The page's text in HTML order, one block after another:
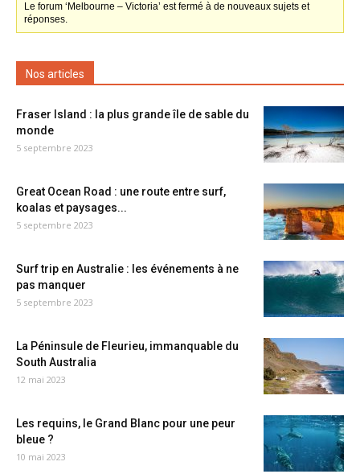
Le forum ‘Melbourne – Victoria’ est fermé à de nouveaux sujets et
réponses.
Nos articles
Fraser Island : la plus grande île de sable du
monde
5 septembre 2023
Great Ocean Road : une route entre surf,
koalas et paysages...
5 septembre 2023
Surf trip en Australie : les événements à ne
pas manquer
5 septembre 2023
La Péninsule de Fleurieu, immanquable du
South Australia
12 mai 2023
Les requins, le Grand Blanc pour une peur
bleue ?
10 mai 2023